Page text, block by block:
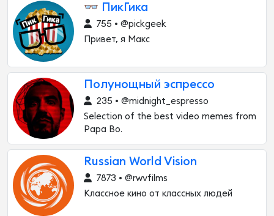
👓 ПикГика
755 • @pickgeek
Привет, я Макс
Полунощный эспрессо
235 • @midnight_espresso
Selection of the best video memes from
Papa Bo.
Russian World Vision
7873 • @rwvfilms
Классное кино от классных людей